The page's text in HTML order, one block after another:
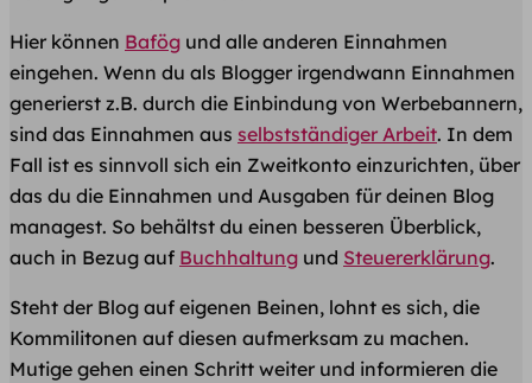
Hier können Bafög und alle anderen Einnahmen
eingehen. Wenn du als Blogger irgendwann Einnahmen
generierst z.B. durch die Einbindung von Werbebannern,
sind das Einnahmen aus selbstständiger Arbeit. In dem
Fall ist es sinnvoll sich ein Zweitkonto einzurichten, über
das du die Einnahmen und Ausgaben für deinen Blog
managest. So behältst du einen besseren Überblick,
auch in Bezug auf Buchhaltung und Steuererklärung.
Steht der Blog auf eigenen Beinen, lohnt es sich, die
Kommilitonen auf diesen aufmerksam zu machen.
Mutige gehen einen Schritt weiter und informieren die